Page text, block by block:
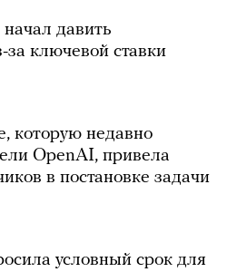
давить
ключевой ставки
которую недавно
OpenAI, привела
в постановке задачи
условный срок для